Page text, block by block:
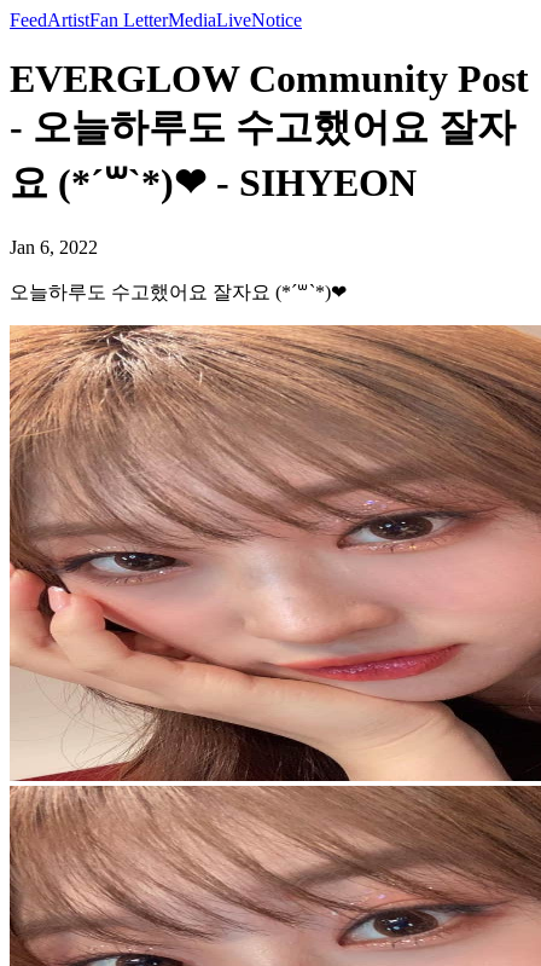
FeedArtistFan LetterMediaLiveNotice
EVERGLOW Community Post
- 오늘하루도 수고했어요 잘자
요 (*´꒳`*)❤︎ - SIHYEON
Jan 6, 2022
오늘하루도 수고했어요 잘자요 (*´꒳`*)❤︎